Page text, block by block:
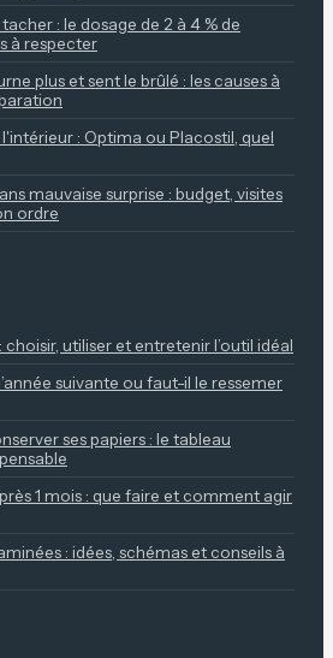
: le dosage de 2 à 4 % de
à respecter
plus et sent le brûlé : les causes à
: Optima ou Placostil, quel
mauvaise surprise : budget, visites
ordre
utiliser et entretenir l’outil idéal
suivante ou faut-il le ressemer
ses papiers : le tableau
1 mois : que faire et comment agir
: idées, schémas et conseils à